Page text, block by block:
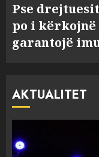
Pse
po i kërkojnë
garantojë
AKTUALITET